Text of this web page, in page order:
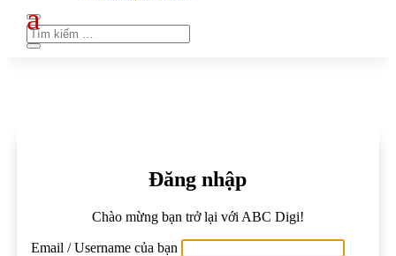
Đăng nhập
Chào mừng bạn trở lại với ABC Digi!
Email / Username của bạn